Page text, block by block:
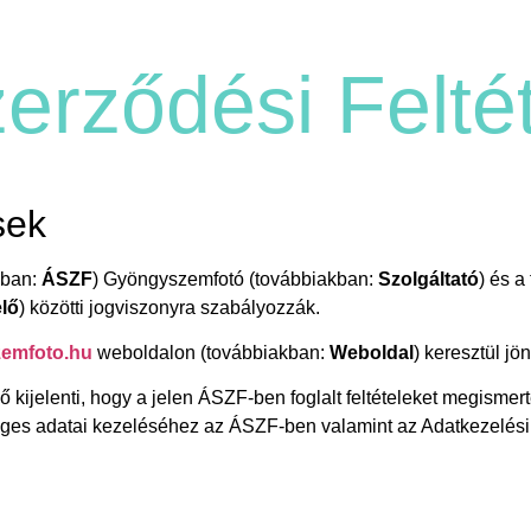
ÁSZF) Gyöngyszemfotó (továbbiakban: Szolgáltató) és a
) közötti jogviszonyra szabályozzák.
weboldalon (továbbiakban: Weboldal ) keresztül
kijelenti, hogy a jelen ÁSZF-ben foglalt feltételeket
adatai kezeléséhez az ÁSZF-ben valamint az